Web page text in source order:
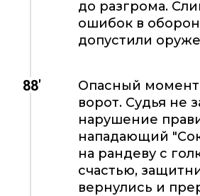
до разгрома.
ошибок в
допустили
88'
Опасный
ворот. Судья не
нарушение
нападающий
на рандеву с
счастью,
вернулись и